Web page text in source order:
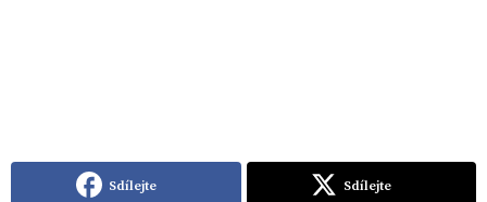
Sdílejte Sdílejte